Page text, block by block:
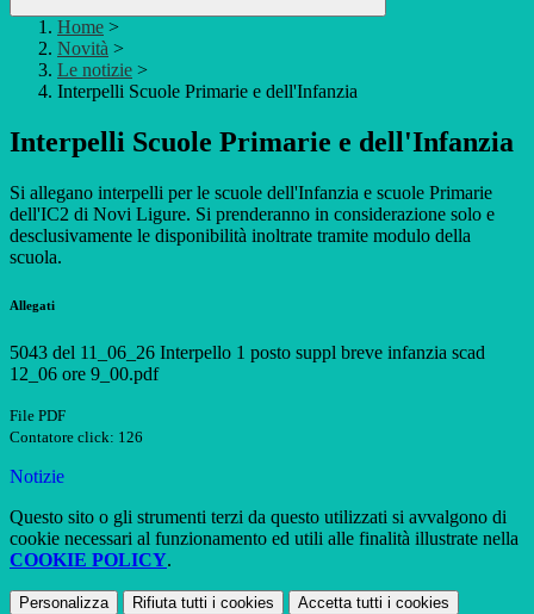
Home >
Novità >
Le notizie >
Interpelli Scuole Primarie e dell'Infanzia
Interpelli Scuole Primarie e dell'Infanzia
Si allegano interpelli per le scuole dell'Infanzia e scuole Primarie
dell'IC2 di Novi Ligure. Si prenderanno in considerazione solo e
desclusivamente le disponibilità inoltrate tramite modulo della
scuola.
Allegati
5043 del 11_06_26 Interpello 1 posto suppl breve infanzia scad
12_06 ore 9_00.pdf
File PDF
Contatore click: 126
Notizie
Questo sito o gli strumenti terzi da questo utilizzati si avvalgono di
cookie necessari al funzionamento ed utili alle finalità illustrate nella
COOKIE POLICY.
Personalizza Rifiuta tutti i cookies Accetta tutti i cookies